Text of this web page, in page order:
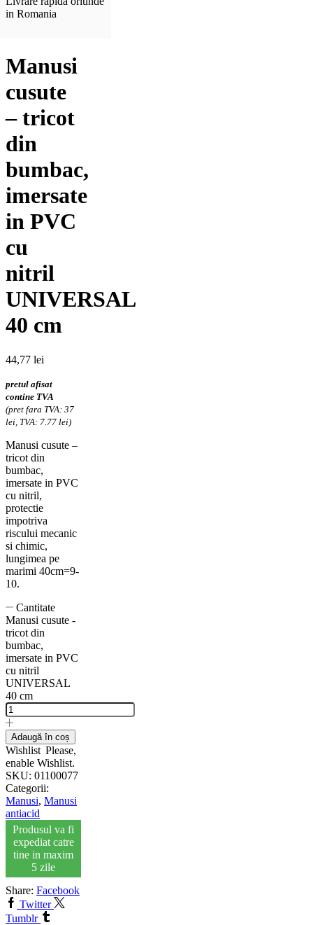
in Romania
Manusi
cusute
– tricot
din
bumbac,
imersate
in PVC
cu
nitril
UNIVERSAL
40 cm
44,77 lei
pretul afisat
contine TVA
(pret fara TVA: 37
lei, TVA: 7.77 lei)
Manusi cusute –
tricot din
bumbac,
imersate in PVC
cu nitril,
protectie
impotriva
riscului mecanic
si chimic,
lungimea pe
marimi 40cm=9-
10.
Cantitate
Manusi cusute -
tricot din
bumbac,
imersate in PVC
cu nitril
UNIVERSAL
40 cm
Adaugă în coș
Wishlist Please,
enable Wishlist.
SKU: 01100077
Categorii:
Manusi, Manusi
antiacid
Produsul va fi
expediat catre
tine in maxim
5 zile
Share: Facebook
Twitter
Tumblr